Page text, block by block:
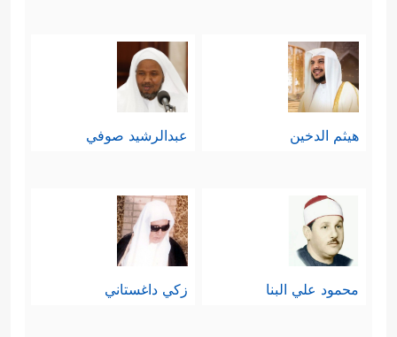
هيثم الدخين عبدالرشيد صوفي
محمود علي البنا زكي داغستاني